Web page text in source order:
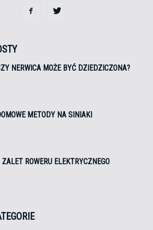
NERWICA MOŻE BYĆ DZIEDZICZONA?
METODY NA SINIAKI
ROWERU ELEKTRYCZNEGO